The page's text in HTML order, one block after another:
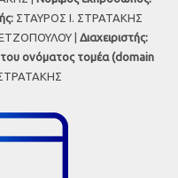
ΣΤΑΥΡΟΣ Ι. ΣΤΡΑΤΑΚΗΣ
| Διαχειριστής:
του ονόματος τομέα (domain